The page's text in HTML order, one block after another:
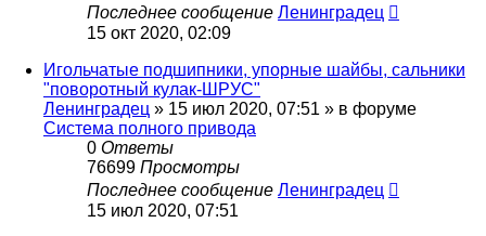
Последнее сообщение Ленинградец
15 окт 2020, 02:09
Игольчатые подшипники, упорные шайбы, сальники
"поворотный кулак-ШРУС"
Ленинградец » 15 июл 2020, 07:51 » в форуме
Система полного привода
0 Ответы
76699 Просмотры
Последнее сообщение Ленинградец
15 июл 2020, 07:51